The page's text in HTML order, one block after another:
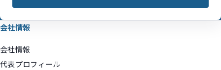
会社情報
会社情報
代表プロフィール